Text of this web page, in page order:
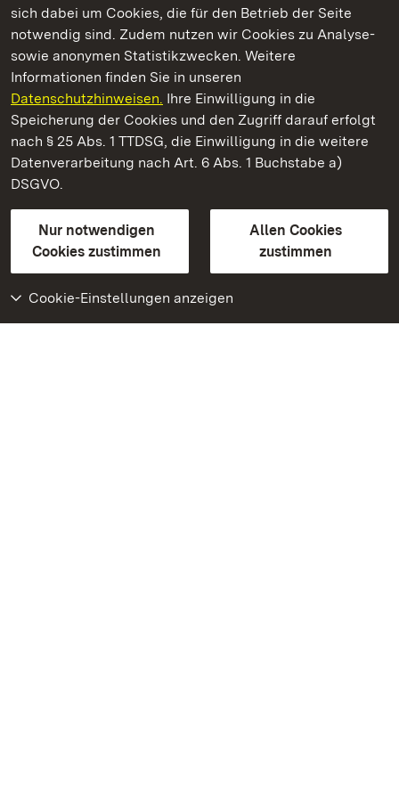
sich dabei um Cookies, die für den Betrieb der Seite
notwendig sind. Zudem nutzen wir Cookies zu Analyse-
sowie anonymen Statistikzwecken. Weitere
Informationen finden Sie in unseren
Datenschutzhinweisen. Ihre Einwilligung in die
Speicherung der Cookies und den Zugriff darauf erfolgt
nach § 25 Abs. 1 TTDSG, die Einwilligung in die weitere
Datenverarbeitung nach Art. 6 Abs. 1 Buchstabe a)
DSGVO.
Nur notwendigen
Cookies zustimmen
Allen Cookies
zustimmen
Cookie-Einstellungen anzeigen
Residenzschloss Ludwigsburg
Staatliche Schlösser und Gärten Baden-Württemberg
Kontakt
GebärdenspracheLeichte Sprache
Erklärung zur Barrierefreiheit
BITV-konform (geprüfte Seiten)
Weiteres